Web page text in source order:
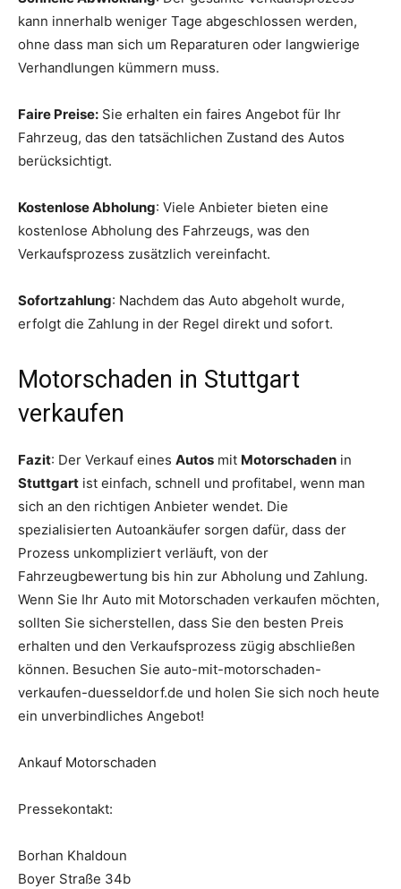
kann innerhalb weniger Tage abgeschlossen werden,
ohne dass man sich um Reparaturen oder langwierige
Verhandlungen kümmern muss.
Faire Preise: Sie erhalten ein faires Angebot für Ihr
Fahrzeug, das den tatsächlichen Zustand des Autos
berücksichtigt.
Kostenlose Abholung: Viele Anbieter bieten eine
kostenlose Abholung des Fahrzeugs, was den
Verkaufsprozess zusätzlich vereinfacht.
Sofortzahlung: Nachdem das Auto abgeholt wurde,
erfolgt die Zahlung in der Regel direkt und sofort.
Motorschaden in Stuttgart
verkaufen
Fazit: Der Verkauf eines Autos mit Motorschaden in
Stuttgart ist einfach, schnell und profitabel, wenn man
sich an den richtigen Anbieter wendet. Die
spezialisierten Autoankäufer sorgen dafür, dass der
Prozess unkompliziert verläuft, von der
Fahrzeugbewertung bis hin zur Abholung und Zahlung.
Wenn Sie Ihr Auto mit Motorschaden verkaufen möchten,
sollten Sie sicherstellen, dass Sie den besten Preis
erhalten und den Verkaufsprozess zügig abschließen
können. Besuchen Sie auto-mit-motorschaden-
verkaufen-duesseldorf.de und holen Sie sich noch heute
ein unverbindliches Angebot!
Ankauf Motorschaden
Pressekontakt:
Borhan Khaldoun
Boyer Straße 34b